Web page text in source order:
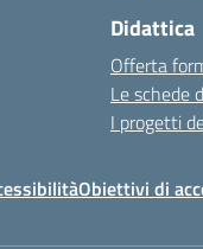
Didattica
Offerta
Le schede
I progetti
Obiettivi di